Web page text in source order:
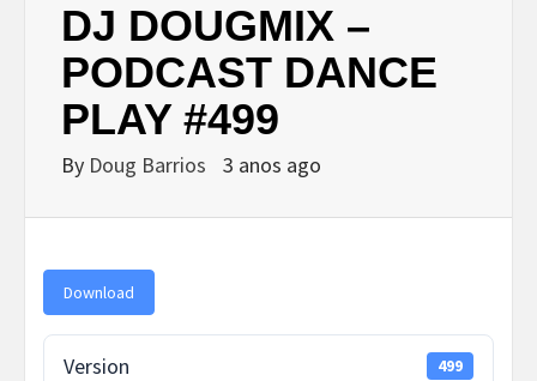
DJ DOUGMIX –
PODCAST DANCE
PLAY #499
By Doug Barrios 3 anos ago
Download
Version 499